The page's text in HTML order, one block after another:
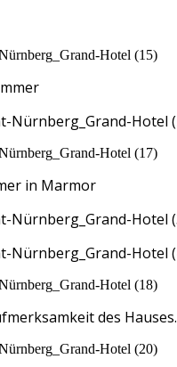
in Marmor
des Hauses.